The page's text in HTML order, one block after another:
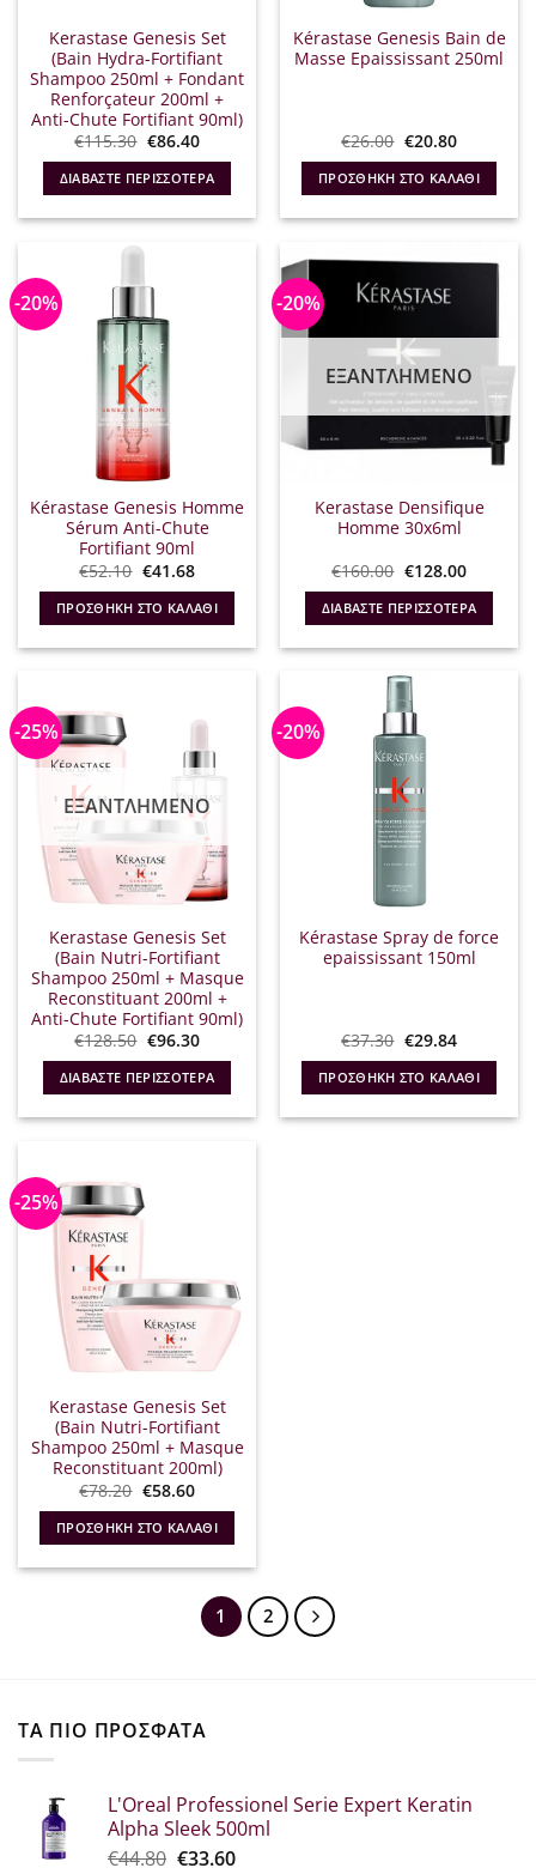
Kerastase Genesis Set
(Bain Hydra-Fortifiant
Shampoo 250ml + Fondant
Renforçateur 200ml +
Anti-Chute Fortifiant 90ml)
€115.30 Original
was:
€115.30.
€86.40Η
τιμή
είναι:
€86.40.
ΔΙΑΒΆΣΤΕ ΠΕΡΙΣΣΌΤΕΡΑ
Kérastase Genesis Bain de
Masse Epaississant 250ml
€26.00 Original
was:
€26.00.
€20.80Η
τιμή
είναι:
€20.80.
ΠΡΟΣΘΉΚΗ ΣΤΟ ΚΑΛΆΘΙ
-20%
Kérastase Genesis Homme
Sérum Anti-Chute
Fortifiant 90ml
€52.10 Original
price
was:
€52.10.
€41.68Η
τρέχουσα
τιμή
είναι:
€41.68.
ΠΡΟΣΘΉΚΗ ΣΤΟ ΚΑΛΆΘΙ
-20%
ΕΞΑΝΤΛΗΜΈΝΟ
Kerastase Densifique
Homme 30x6ml
€160.00 Original
price
was:
€160.00.
€128.00Η
τιμή
είναι:
€128.00.
ΔΙΑΒΆΣΤΕ ΠΕΡΙΣΣΌΤΕΡΑ
-25%
ΕΞΑΝΤΛΗΜΈΝΟ
Kerastase Genesis Set
(Bain Nutri-Fortifiant
Shampoo 250ml + Masque
Reconstituant 200ml +
Anti-Chute Fortifiant 90ml)
€128.50 Original
was:
€128.50.
€96.30Η
τιμή
είναι:
€96.30.
ΔΙΑΒΆΣΤΕ ΠΕΡΙΣΣΌΤΕΡΑ
-20%
Kérastase Spray de force
epaississant 150ml
€37.30 Original
was:
€37.30.
€29.84Η
τιμή
είναι:
€29.84.
ΠΡΟΣΘΉΚΗ ΣΤΟ ΚΑΛΆΘΙ
-25%
Kerastase Genesis Set
(Bain Nutri-Fortifiant
Shampoo 250ml + Masque
Reconstituant 200ml)
€78.20 Original
price
was:
€78.20.
€58.60Η
τιμή
είναι:
€58.60.
ΠΡΟΣΘΉΚΗ ΣΤΟ ΚΑΛΆΘΙ
1 2
ΤΑ ΠΙΟ ΠΡΟΣΦΑΤΑ
L'Oreal Professionel Serie Expert Keratin
Alpha Sleek 500ml
€44.80 Original
€33.60Η